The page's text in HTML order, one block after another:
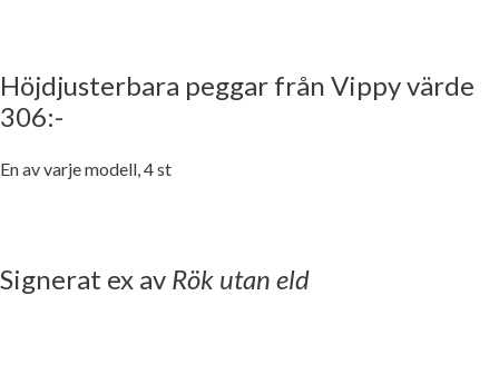
Höjdjusterbara peggar från Vippy värde
306:-
En av varje modell, 4 st
Signerat ex av Rök utan eld